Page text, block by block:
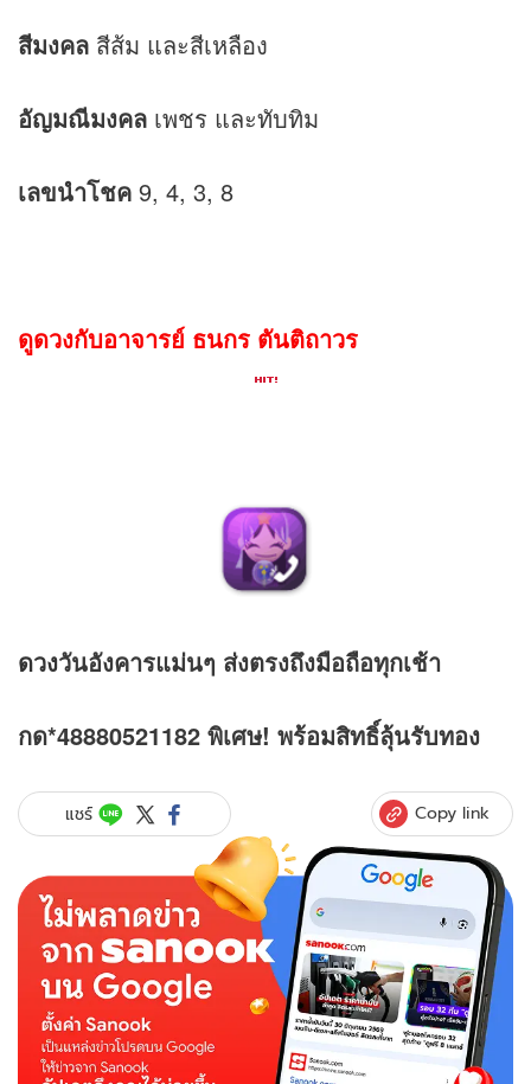
สีมงคล สีส้ม และสีเหลือง
อัญมณีมงคล เพชร และทับทิม
เลขนำโชค 9, 4, 3, 8
ดูดวงกับอาจารย์ ธนกร ตันติถาวร
ดวงวันอังคารแม่นๆ ส่งตรงถึงมือถือทุกเช้า
กด*48880521182 พิเศษ! พร้อมสิทธิ์ลุ้นรับทอง
แชร์ Copy link